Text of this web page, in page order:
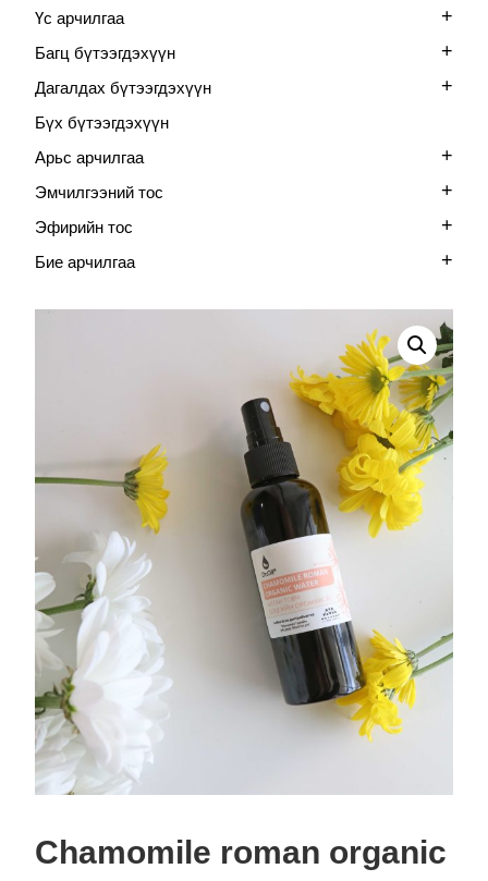
Үс арчилгаа +
Багц бүтээгдэхүүн +
Дагалдах бүтээгдэхүүн +
Бүх бүтээгдэхүүн
Арьс арчилгаа
+
Эмчилгээний тос +
Эфирийн тос +
Бие арчилгаа +
Chamomile roman organic